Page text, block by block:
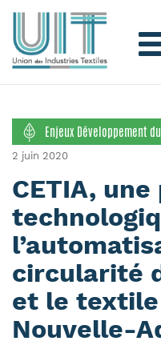
Enjeux Développement
2 juin 2020
CETIA,
circularité
et le textile
Nouvelle-